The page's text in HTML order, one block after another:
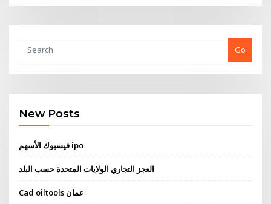
Go
New Posts
فيسبوك الأسهم ipo
العجز التجاري الولايات المتحدة حسب البلد
Cad oiltools عمان